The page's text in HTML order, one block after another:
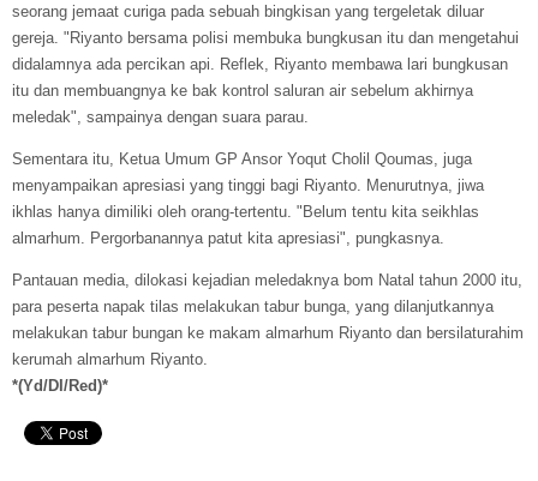
seorang jemaat curiga pada sebuah bingkisan yang tergeletak diluar
gereja. "Riyanto bersama polisi membuka bungkusan itu dan mengetahui
didalamnya ada percikan api. Reflek, Riyanto membawa lari bungkusan
itu dan membuangnya ke bak kontrol saluran air sebelum akhirnya
meledak", sampainya dengan suara parau.
Sementara itu, Ketua Umum GP Ansor Yoqut Cholil Qoumas, juga
menyampaikan apresiasi yang tinggi bagi Riyanto. Menurutnya, jiwa
ikhlas hanya dimiliki oleh orang-tertentu. "Belum tentu kita seikhlas
almarhum. Pergorbanannya patut kita apresiasi", pungkasnya.
Pantauan media, dilokasi kejadian meledaknya bom Natal tahun 2000 itu,
para peserta napak tilas melakukan tabur bunga, yang dilanjutkannya
melakukan tabur bungan ke makam almarhum Riyanto dan bersilaturahim
kerumah almarhum Riyanto.
*(Yd/DI/Red)*